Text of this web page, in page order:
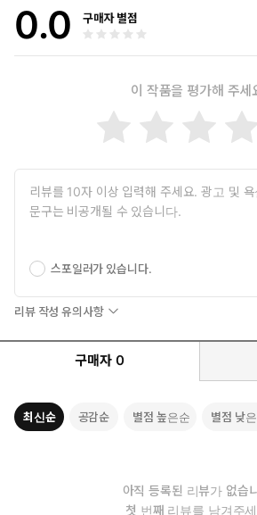
“이 책은 성령을 단순히 지적으로 이해하는
하나님의 영과 개인적으로 만나도록 인도합
-오대원(David E. Ross) 목사, 한국 예수전
그리스도인으로서 우리는 하나님을 기쁘시
돌리는 삶을 살고자 애씁니다. 그러나 안타
심합니다. 그것이 우리로 하여금 하나님께
자 하는 소망을 잃게 합니다.
이 아닙니다. 또 어떤 한 개인에게만 국한되
라, 육신을 입고 있는 우리 모두의 처절한 탄
그렇다면 우리에게 필요한 것은 무엇입니까
오직 성령을 좇아 행할 때, 죄와 육신을 이기
성령의 인도하심을 받으며 사는 것이 곧 성
사를 통해 더욱 깊은 충만으로 나아가는 길을
확신에 찬 삶, 성령의 능력에 힘입어 살아
하는 그는, 말씀을 탁월하게 전하는 성경
서강대학교와 장로회신학대학원을 졸업하
서 박사학위(Ph.D)를 받았다. 2012년
《하나님이 찾으시는 사람》, 《성령으로
스도인의 영적 권위》, 《하나님이 보내시
0.0 구매자 별점
이 작품을 평가해 주세
스포일러가 있습니다.
리뷰 작성 유의사항
구매자 0
최신순 공감순 별점 높은순 별점 낮
아직 등록된 리뷰가 없습
첫 번째 리뷰를 남겨주